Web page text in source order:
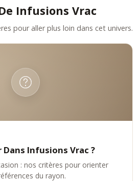
Infusions Vrac
pour aller plus loin dans cet univers.
Infusions Vrac ?
: nos critères pour orienter
du rayon.